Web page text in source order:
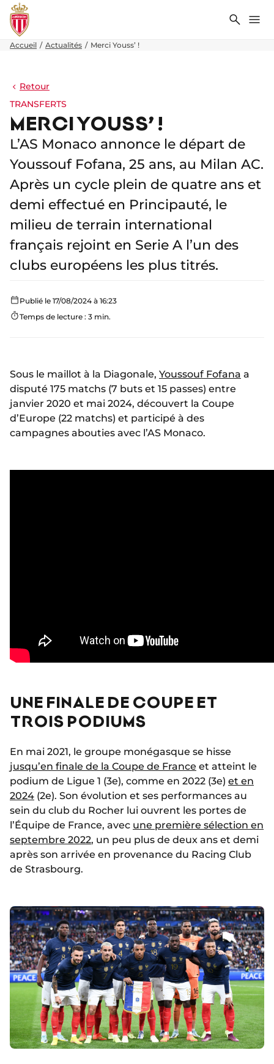
Accueil Actualités Merci Youss’ !
Retour
TRANSFERTS
MERCI YOUSS’ !
L’AS Monaco annonce le départ de
Youssouf Fofana, 25 ans, au Milan AC.
Après un cycle plein de quatre ans et
demi effectué en Principauté, le
milieu de terrain international
français rejoint en Serie A l’un des
clubs européens les plus titrés.
Publié le 17/08/2024 à 16:23
Temps de lecture : 3 min.
Sous le maillot à la Diagonale, Youssouf Fofana a
disputé 175 matchs (7 buts et 15 passes) entre
janvier 2020 et mai 2024, découvert la Coupe
d’Europe (22 matchs) et participé à des
campagnes abouties avec l’AS Monaco.
UNE FINALE DE COUPE ET
TROIS PODIUMS
En mai 2021, le groupe monégasque se hisse
jusqu’en finale de la Coupe de France et atteint le
podium de Ligue 1 (3e), comme en 2022 (3e) et en
2024 (2e). Son évolution et ses performances au
sein du club du Rocher lui ouvrent les portes de
l’Équipe de France, avec une première sélection en
septembre 2022, un peu plus de deux ans et demi
après son arrivée en provenance du Racing Club
de Strasbourg.